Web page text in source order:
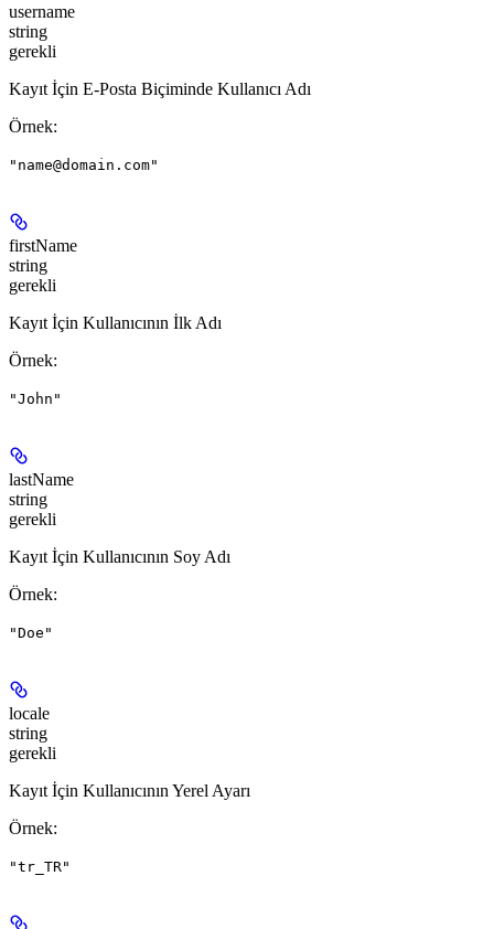
username
string
gerekli
Kayıt İçin E-Posta Biçiminde Kullanıcı Adı
Örnek:
"name@domain.com"
firstName
string
gerekli
Kayıt İçin Kullanıcının İlk Adı
Örnek:
"John"
lastName
string
gerekli
Kayıt İçin Kullanıcının Soy Adı
Örnek:
"Doe"
locale
string
gerekli
Kayıt İçin Kullanıcının Yerel Ayarı
Örnek:
"tr_TR"